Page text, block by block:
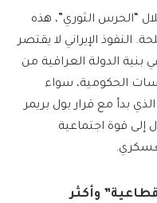
“الحرس الثوري”، هذه
الإيراني لا يقتصر
بنية الدولة العراقية من
الحكومية، سواء
بدأ مع قرار بول بريمر
إلى قوة اجتماعية
وأكثر